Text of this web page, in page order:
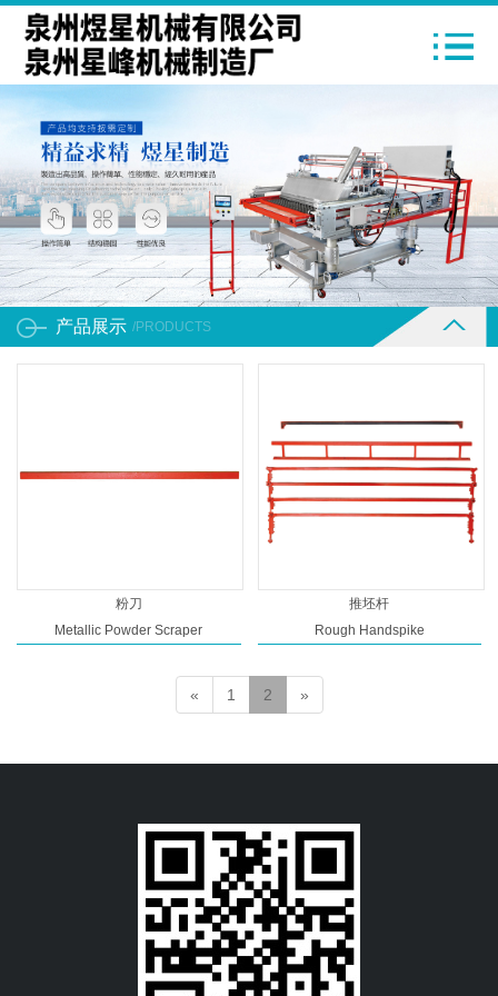
产品展示 /PRODUCTS
粉刀
Metallic Powder Scraper
推坯杆
Rough Handspike
« 1 2 »